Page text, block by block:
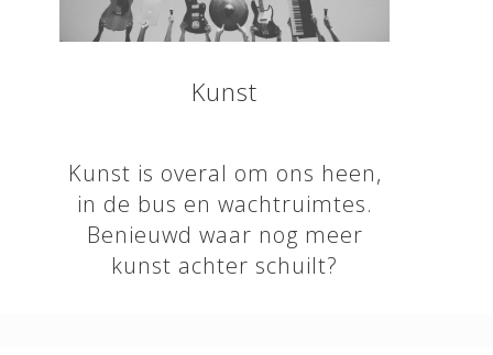
Kunst
Kunst is overal om ons heen,
in de bus en wachtruimtes.
Benieuwd waar nog meer
kunst achter schuilt?